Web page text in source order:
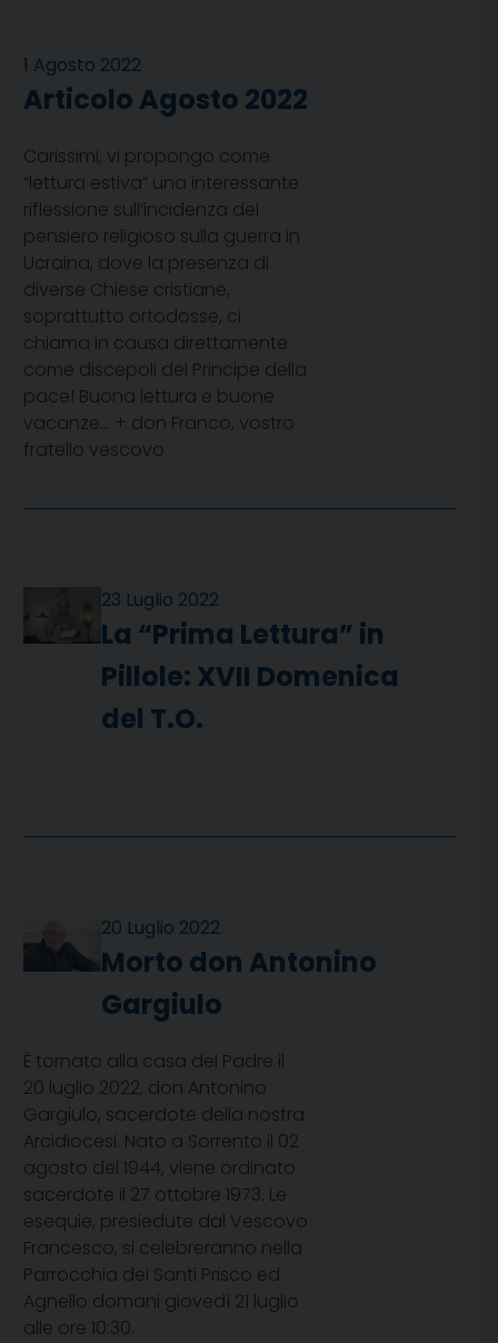
1 Agosto 2022
Articolo Agosto 2022
Carissimi, vi propongo come
“lettura estiva” una interessante
riflessione sull’incidenza del
pensiero religioso sulla guerra in
Ucraina, dove la presenza di
diverse Chiese cristiane,
soprattutto ortodosse, ci
chiama in causa direttamente
come discepoli del Principe della
pace! Buona lettura e buone
vacanze… + don Franco, vostro
fratello vescovo
23 Luglio 2022
La “Prima Lettura” in
Pillole: XVII Domenica
del T.O.
20 Luglio 2022
Morto don Antonino
Gargiulo
È tornato alla casa del Padre il
20 luglio 2022, don Antonino
Gargiulo, sacerdote della nostra
Arcidiocesi. Nato a Sorrento il 02
agosto del 1944, viene ordinato
sacerdote il 27 ottobre 1973. Le
esequie, presiedute dal Vescovo
Francesco, si celebreranno nella
Parrocchia dei Santi Prisco ed
Agnello domani giovedì 21 luglio
alle ore 10:30.